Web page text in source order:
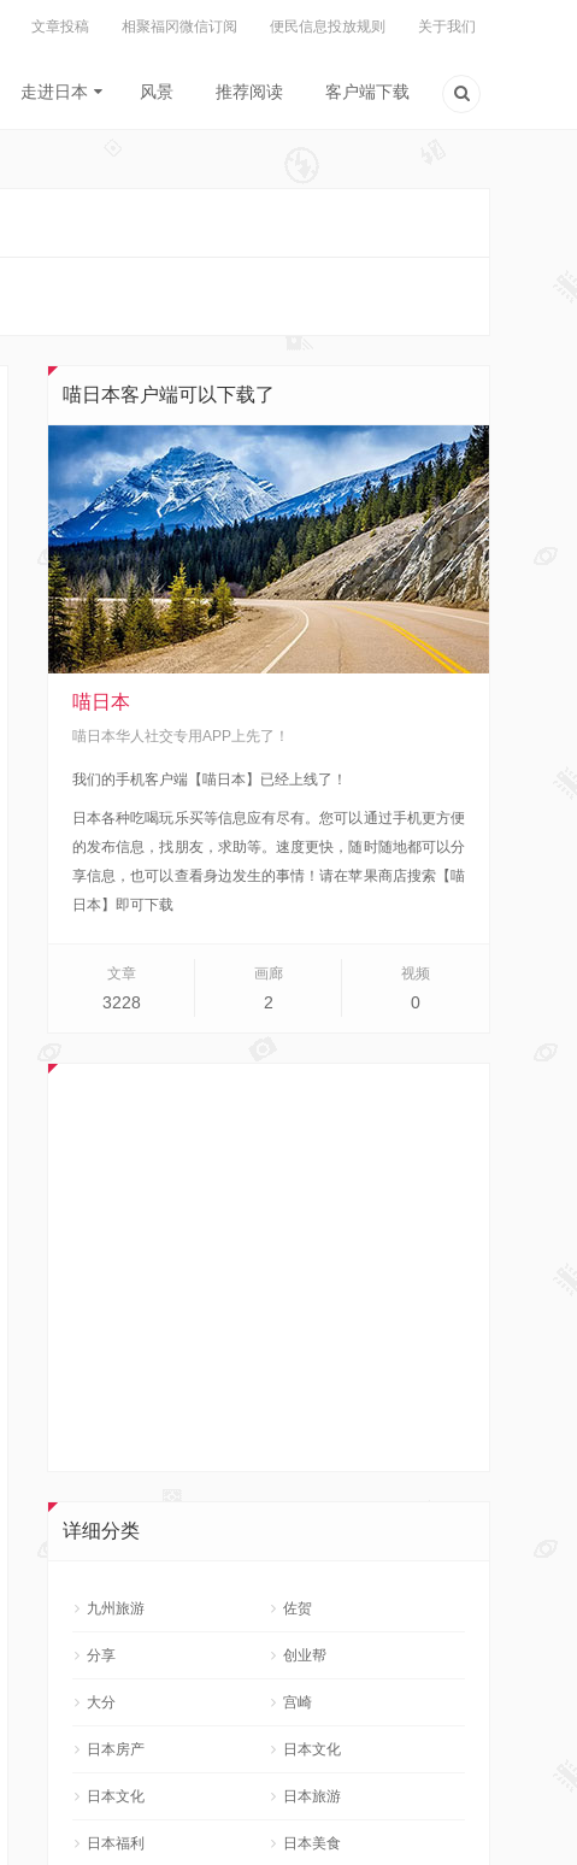
文章投稿 相聚福冈微信订阅 便民信息投放规则 关于我们
走进日本 风景 推荐阅读 客户端下载
喵日本客户端可以下载了
喵日本
喵日本华人社交专用APP上先了！
我们的手机客户端【喵日本】已经上线了！
日本各种吃喝玩乐买等信息应有尽有。您可以通过手机更方便
的发布信息，找朋友，求助等。速度更快，随时随地都可以分
享信息，也可以查看身边发生的事情！请在苹果商店搜索【喵
日本】即可下载
文章
3228
画廊
2
视频
0
详细分类
九州旅游 佐贺
分享 创业帮
大分 宫崎
日本房产 日本文化
日本文化 日本旅游
日本福利 日本美食